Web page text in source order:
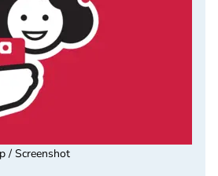
/ Screenshot